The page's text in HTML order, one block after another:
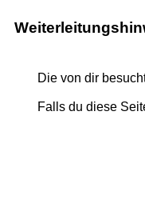
Die von dir
Falls du diese